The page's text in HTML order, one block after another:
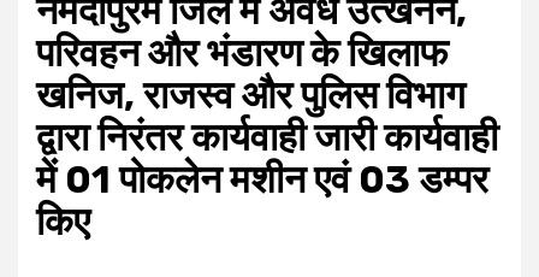
नर्मदापुरम जिले में अवैध उत्खनन,
परिवहन और भंडारण के खिलाफ
खनिज, राजस्व और पुलिस विभाग
द्वारा निरंतर कार्यवाही जारी कार्यवाही
में 01 पोकलेन मशीन एवं 03 डम्‍पर
किए